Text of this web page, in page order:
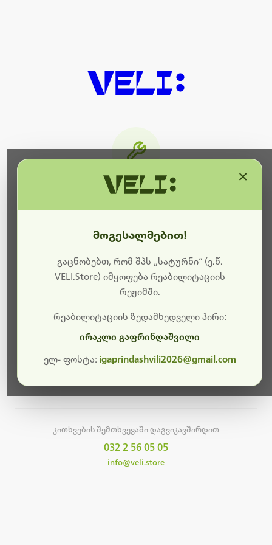
ბოდიშს გიხდით შეფერხებისთვის. ამჟამად
მიმდინარეობს საიტის განახლება და ტექნიკური
სამუშაოები.
მალე ისევ ხელმისაწვდომი იქნება. გმადლობთ
კითხვების შემთხვევაში დაგვიკავშირდით
032 2 56 05 05
info@veli.store
მოგესალმებით!
გაცნობებთ, რომ შპს „სატურნი“ (ე.წ.
VELI.Store) იმყოფება რეაბილიტაციის
რეჟიმში.
რეაბილიტაციის ზედამხედველი პირი:
ირაკლი გაფრინდაშვილი
ელ- ფოსტა: igaprindashvili2026@gmail.com
×